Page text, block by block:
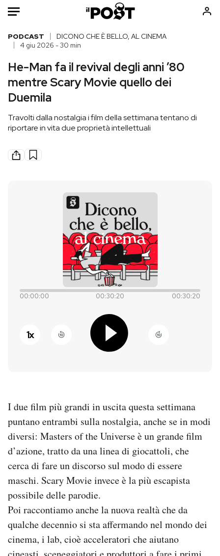
Auto
Italia
Mondo
Tecnologia
Scienza
Moda
Storie/Idee
Mondiali calcio 2026
NEWSLETTER
SHOP
Entra
PODCAST
DICONO CHE È BELLO, AL CINEMA
4 giu 2026 - 30 min
He-Man fa il revival degli anni ’80
mentre Scary Movie quello dei
Duemila
Travolti dalla nostalgia i film della settimana tentano di
riportare in vita due proprietà intellettuali
00:00:00 00:30:20 00:30:20
1x
I due film più grandi in uscita questa settimana
puntano entrambi sulla nostalgia, anche se in modi
diversi: Masters of the Universe è un grande film
d’azione, tratto da una linea di giocattoli, che
cerca di fare un discorso sul modo di essere
maschi. Scary Movie invece è la più escapista
possibile delle parodie.
Poi raccontiamo anche la nuova realtà che da
qualche decennio si sta affermando nel mondo dei
cinema, i lab, cioè acceleratori che aiutano